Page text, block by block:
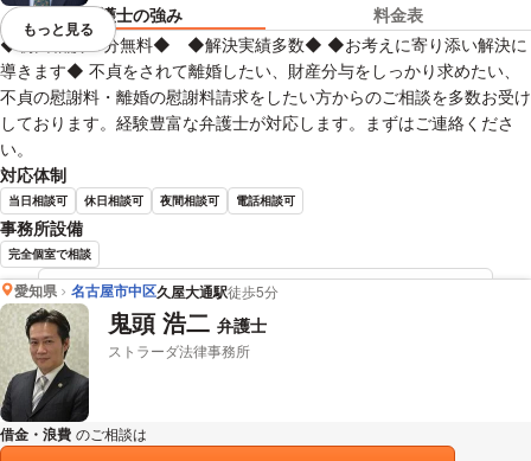
弁護士の強み
料金表
◆初回相談60分無料◆ ◆解決実績多数◆ ◆お考えに寄り添い解決に
導きます◆ 不貞をされて離婚したい、財産分与をしっかり求めたい、
不貞の慰謝料・離婚の慰謝料請求をしたい方からのご相談を多数お受け
しております。経験豊富な弁護士が対応します。まずはご連絡くださ
い。
対応体制
当日相談可 休日相談可 夜間相談可 電話相談可
事務所設備
完全個室で相談
細江 駿介 弁護士の詳細情報を見る
視覚的に省略されている要素を
もっと見る
愛知県 名古屋市中区久屋大通駅徒歩5分
鬼頭 浩二 弁護士
ストラーダ法律事務所
借金・浪費 のご相談は